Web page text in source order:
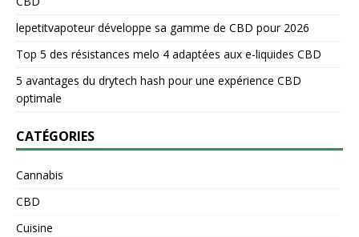
lepetitvapoteur développe sa gamme de CBD pour 2026
Top 5 des résistances melo 4 adaptées aux e-liquides CBD
5 avantages du drytech hash pour une expérience CBD
optimale
CATÉGORIES
Cannabis
CBD
Cuisine